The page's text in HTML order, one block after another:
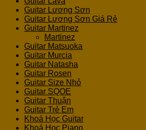
Guitar Lương Sơn
Guitar Lương Sơn Giá Rẻ
Guitar Martinez
Martinez
Guitar Matsuoka
Guitar Murcia
Guitar Natasha
Guitar Rosen
Guitar Size Nhỏ
Guitar SQOE
Guitar Thuận
Guitar Trẻ Em
Khoá Học Guitar
Khoá Học Piano